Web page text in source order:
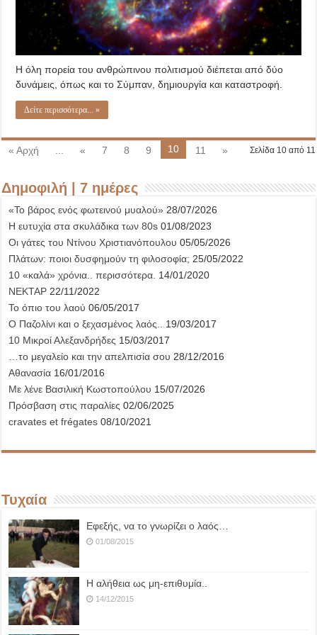
Η όλη πορεία του ανθρώπινου πολιτισμού διέπεται από δύο
δυνάμεις, όπως και το Σύμπαν, δημιουργία και καταστροφή.
Δείτε περισσότερα... »
Σελίδα 10 από 11
« Αρχή « 7 8 9 10 11 »
Δημοφιλή | 7 ημέρες
«Το βάρος ενός φωτεινού μυαλού» 28/07/2026
Η ευτυχία στα σκυλάδικα των 80s 01/08/2023
Οι γάτες του Ντίνου Χριστιανόπουλου 05/05/2026
Πλάτων: ποιοι δυσφημούν τη φιλοσοφία; 25/05/2022
10 «καλά» χρόνια.. περισσότερα. 14/01/2020
ΝΕΚΤΑΡ 22/11/2022
Το όπιο του λαού 06/05/2017
Ο Παζολίνι και ο ξεχασμένος λαός..
19/03/2017
10 Μικροί Αλεξανδρήδες 15/03/2017
…το μεγαλείο και την απελπισία σου 28/12/2016
Αθανασία 16/01/2016
Με λένε Βασιλική Κωστοπούλου 15/07/2026
Πρόσβαση στις παραλίες 02/06/2025
cravates et frégates 08/10/2021
Τυχαία
Εφεξής, να το γνωρίζει ο λαός…
01/08/2015
Η αλήθεια ως μη-επιθυμία..
14/12/2015